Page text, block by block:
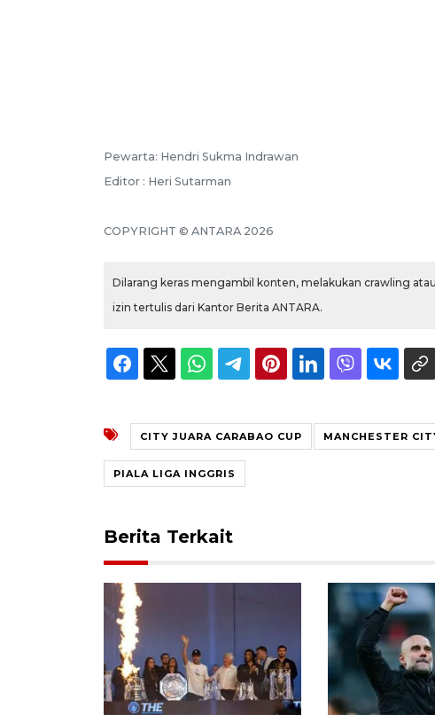
Pewarta: Hendri Sukma Indrawan
Editor : Heri Sutarman
COPYRIGHT © ANTARA 2026
Dilarang keras mengambil konten, melakukan crawling
izin tertulis dari Kantor Berita ANTARA.
CITY JUARA CARABAO CUP MANCHESTER
PIALA LIGA INGGRIS
Berita Terkait